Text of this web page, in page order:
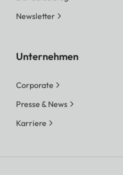
Newsletter
Unternehmen
Corporate
Presse & News
Karriere